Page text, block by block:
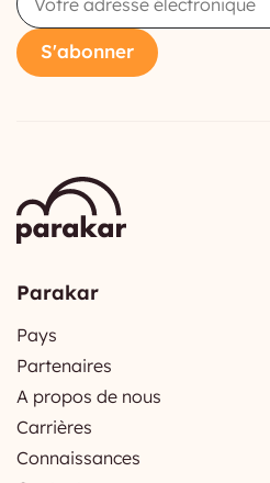
S'abonner
Parakar
Pays
Partenaires
A propos de nous
Carrières
Connaissances